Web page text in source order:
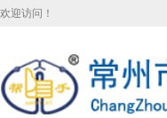
欢迎访问！